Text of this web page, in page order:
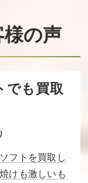
の声
でも買取
フトを買取し
けも激しいも